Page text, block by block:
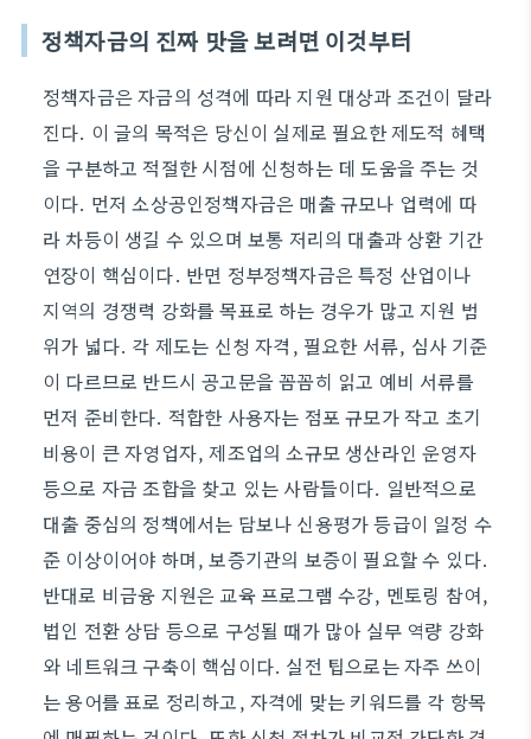
정책자금의 진짜 맛을 보려면 이것부터
정책자금은 자금의 성격에 따라 지원 대상과 조건이 달라
진다. 이 글의 목적은 당신이 실제로 필요한 제도적 혜택
을 구분하고 적절한 시점에 신청하는 데 도움을 주는 것
이다. 먼저 소상공인정책자금은 매출 규모나 업력에 따
라 차등이 생길 수 있으며 보통 저리의 대출과 상환 기간
연장이 핵심이다. 반면 정부정책자금은 특정 산업이나
지역의 경쟁력 강화를 목표로 하는 경우가 많고 지원 범
위가 넓다. 각 제도는 신청 자격, 필요한 서류, 심사 기준
이 다르므로 반드시 공고문을 꼼꼼히 읽고 예비 서류를
먼저 준비한다. 적합한 사용자는 점포 규모가 작고 초기
비용이 큰 자영업자, 제조업의 소규모 생산라인 운영자
등으로 자금 조합을 찾고 있는 사람들이다. 일반적으로
대출 중심의 정책에서는 담보나 신용평가 등급이 일정 수
준 이상이어야 하며, 보증기관의 보증이 필요할 수 있다.
반대로 비금융 지원은 교육 프로그램 수강, 멘토링 참여,
법인 전환 상담 등으로 구성될 때가 많아 실무 역량 강화
와 네트워크 구축이 핵심이다. 실전 팁으로는 자주 쓰이
는 용어를 표로 정리하고, 자격에 맞는 키워드를 각 항목